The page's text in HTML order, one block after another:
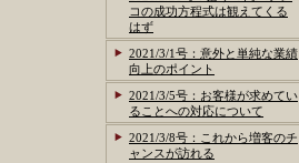
コの成功方程式は観えてくる
はず
2021/3/1号：意外と単純な業績
向上のポイント
2021/3/5号：お客様が求めてい
ることへの対応について
2021/3/8号：これから増客のチ
ャンスが訪れる